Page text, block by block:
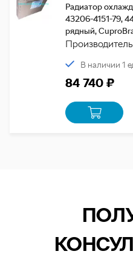
Радиатор
43206-4151-79,
рядный,
В наличии 1
84 740 ₽